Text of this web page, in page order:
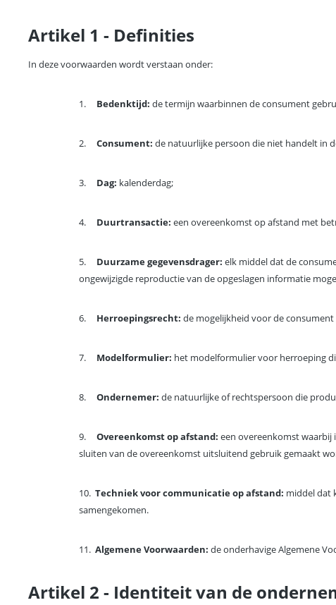
Artikel 1 - Definities
In deze voorwaarden wordt verstaan onder:
1. Bedenktijd: de termijn waarbinnen de consument
2. Consument: de natuurlijke persoon die niet handelt in
3. Dag: kalenderdag;
4. Duurtransactie: een overeenkomst op afstand met
5. Duurzame gegevensdrager: elk middel dat de
ongewijzigde reproductie van de opgeslagen informatie
6. Herroepingsrecht: de mogelijkheid voor de
7. Modelformulier: het modelformulier voor herroeping
8. Ondernemer: de natuurlijke of rechtspersoon die
9. Overeenkomst op afstand: een overeenkomst
sluiten van de overeenkomst uitsluitend gebruik gemaakt
10. Techniek voor communicatie op afstand: middel dat
samengekomen.
11. Algemene Voorwaarden: de onderhavige Algemene
Artikel 2 - Identiteit van de